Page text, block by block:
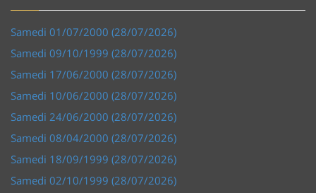
Samedi 01/07/2000 (28/07/2026)
Samedi 09/10/1999 (28/07/2026)
Samedi 17/06/2000 (28/07/2026)
Samedi 10/06/2000 (28/07/2026)
Samedi 24/06/2000 (28/07/2026)
Samedi 08/04/2000 (28/07/2026)
Samedi 18/09/1999 (28/07/2026)
Samedi 02/10/1999 (28/07/2026)